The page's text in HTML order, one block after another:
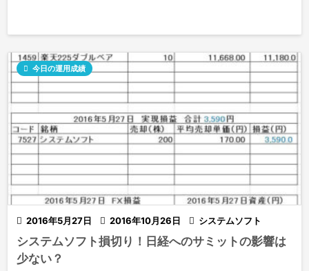
 2016年5月27日  2016年10月26日
 今日の運用成績
 システムソフト
システムソフト損切り！日経へのサミットの影響は
少ない？